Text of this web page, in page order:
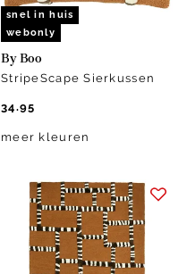
snel in huis
webonly
By Boo
StripeScape Sierkussen
34.95
meer kleuren